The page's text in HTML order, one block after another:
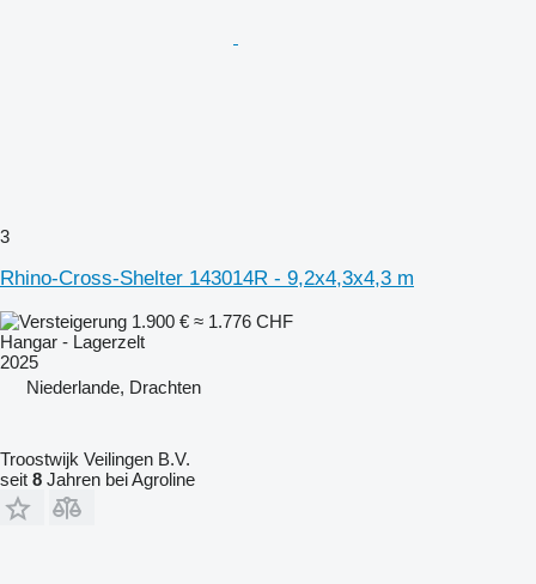
3
Rhino-Cross-Shelter 143014R - 9,2x4,3x4,3 m
1.900 € ≈ 1.776 CHF
Hangar - Lagerzelt
2025
Niederlande, Drachten
Troostwijk Veilingen B.V.
seit 8 Jahren bei Agroline